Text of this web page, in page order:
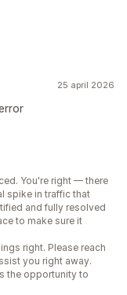
25 april 2026
You're right — there
spike in traffic that
and fully resolved
to make sure it
right. Please reach
you right away.
the opportunity to